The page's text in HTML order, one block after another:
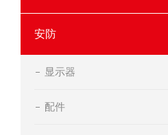
安防
显示器
配件